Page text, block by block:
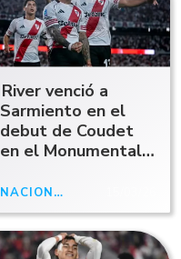
River venció a
Sarmiento en el
debut de Coudet
en el Monumental y
sensaciones
NACIONALES